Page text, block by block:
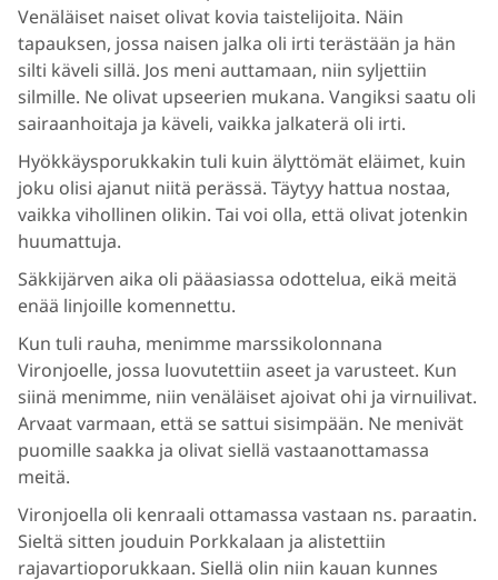
Venäläiset naiset olivat kovia taistelijoita. Näin
tapauksen, jossa naisen jalka oli irti terästään ja hän
silti käveli sillä. Jos meni auttamaan, niin syljettiin
silmille. Ne olivat upseerien mukana. Vangiksi saatu oli
sairaanhoitaja ja käveli, vaikka jalkaterä oli irti.
Hyökkäysporukkakin tuli kuin älyttömät eläimet, kuin
joku olisi ajanut niitä perässä. Täytyy hattua nostaa,
vaikka vihollinen olikin. Tai voi olla, että olivat jotenkin
huumattuja.
Säkkijärven aika oli pääasiassa odottelua, eikä meitä
enää linjoille komennettu.
Kun tuli rauha, menimme marssikolonnana
Vironjoelle, jossa luovutettiin aseet ja varusteet. Kun
siinä menimme, niin venäläiset ajoivat ohi ja virnuilivat.
Arvaat varmaan, että se sattui sisimpään. Ne menivät
puomille saakka ja olivat siellä vastaanottamassa
meitä.
Vironjoella oli kenraali ottamassa vastaan ns. paraatin.
Sieltä sitten jouduin Porkkalaan ja alistettiin
rajavartioporukkaan. Siellä olin niin kauan kunnes